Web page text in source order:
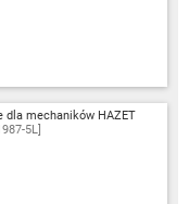
dla mechaników HAZET
5L]